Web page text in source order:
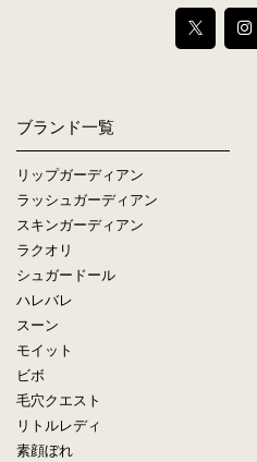
ブランド一覧
リップガーディアン
ラッシュガーディアン
スキンガーディアン
ラクオリ
シュガードール
ハレバレ
スーン
モイット
ビボ
毛穴クエスト
リトルレディ
素顔ぼれ